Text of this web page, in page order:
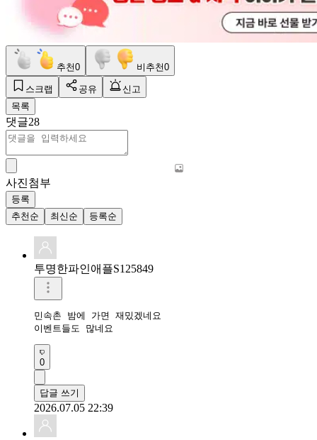
추천0 비추천0
스크랩 공유
신고
목록
댓글28
사진첨부
등록
추천순
최신순 등록순
투명한파인애플S125849
민속촌 밤에 가면 재밌겠네요
이벤트들도 많네요
0
답글 쓰기
2026.07.05 22:39